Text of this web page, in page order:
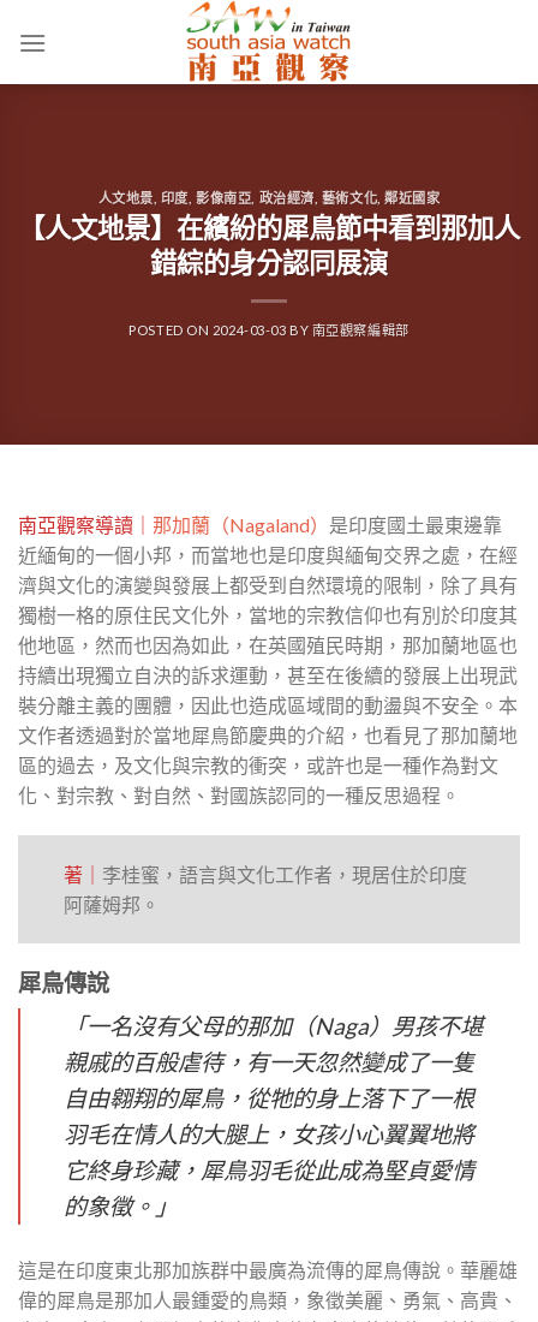
人文地景 印度 ,影像南亞 政治經濟 藝術文化 ,鄰近國家
【人文地景】在繽紛的犀鳥節中看到那加人
錯綜的身分認同展演
POSTED ON 2024-03-03 BY 南亞觀察編輯部
南亞觀察導讀｜ 那加蘭（Nagaland） 是印度國土最東邊靠
近緬甸的一個小邦，而當地也是印度與緬甸交界之處，在經
濟與文化的演變與發展上都受到自然環境的限制，除了具有
獨樹一格的原住民文化外，當地的宗教信仰也有別於印度其
他地區，然而也因為如此，在英國殖民時期，那加蘭地區也
持續出現獨立自決的訴求運動，甚至在後續的發展上出現武
裝分離主義的團體，因此也造成區域間的動盪與不安全。本
文作者透過對於當地犀鳥節慶典的介紹，也看見了那加蘭地
區的過去，及文化與宗教的衝突，或許也是一種作為對文
化、對宗教、對自然、對國族認同的一種反思過程。
著｜ 李桂蜜，語言與文化工作者，現居住於印度
阿薩姆邦。
犀鳥傳說
「一名沒有父母的那加（Naga）男孩不堪
親戚的百般虐待，有一天忽然變成了一隻
自由翱翔的犀鳥，從牠的身上落下了一根
羽毛在情人的大腿上，女孩小心翼翼地將
它終身珍藏，犀鳥羽毛從此成為堅貞愛情
的象徵。」
這是在印度東北那加族群中最廣為流傳的犀鳥傳說。華麗雄
偉的犀鳥是那加人最鍾愛的鳥類，象徵美麗、勇氣、高貴、